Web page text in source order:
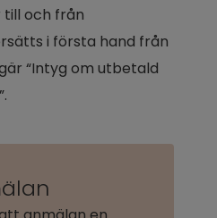
till och från
i första hand från
“Intyg om utbetald